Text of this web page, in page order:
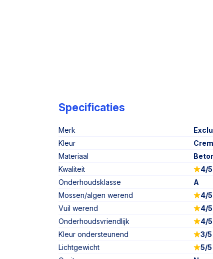
Specificaties
Merk
Kleur
Materiaal
Kwaliteit
4/5
Onderhoudsklasse
A
Mossen/algen werend
4/5
Vuil werend
4/5
Onderhoudsvriendlijk
4/5
Kleur ondersteunend
3/5
Lichtgewicht
5/5